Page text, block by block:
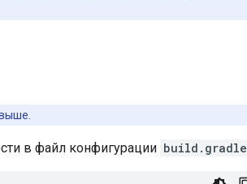
в файл конфигурации build.gradle